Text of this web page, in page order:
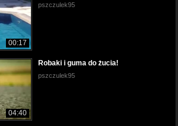
00:17
pszczulek95
04:40
Robaki i guma do żucia!
pszczulek95